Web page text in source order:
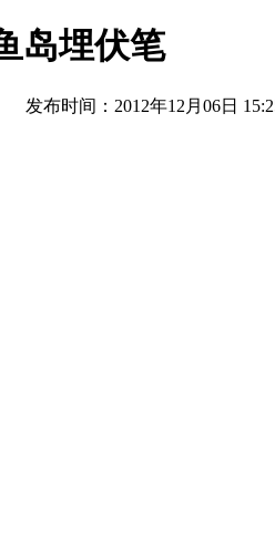
岛埋伏笔
发布时间：2012年12月06日